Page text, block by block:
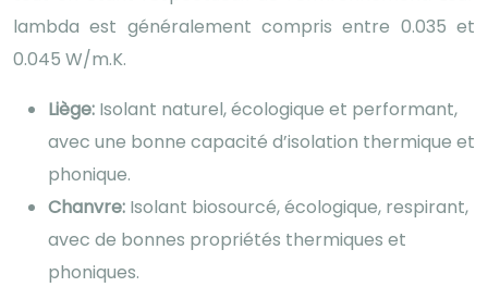
lambda est généralement compris entre 0.035 et
0.045 W/m.K.
Liège: Isolant naturel, écologique et performant,
avec une bonne capacité d’isolation thermique et
phonique.
Chanvre: Isolant biosourcé, écologique, respirant,
avec de bonnes propriétés thermiques et
phoniques.